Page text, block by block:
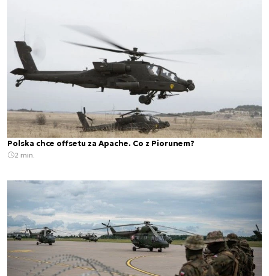
Polska chce offsetu za Apache. Co z Piorunem?
2 min.